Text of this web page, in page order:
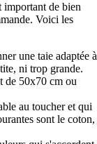
important de bien
Voici les
une taie adaptée à
ni trop grande.
de 50x70 cm ou
au toucher et qui
sont le coton,